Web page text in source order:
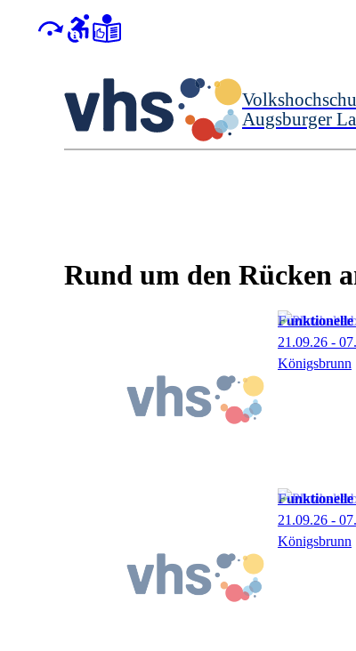
Augsburger
Rund um den Rücken
21.09.26 -
Königsbrunn
21.09.26 -
Königsbrunn